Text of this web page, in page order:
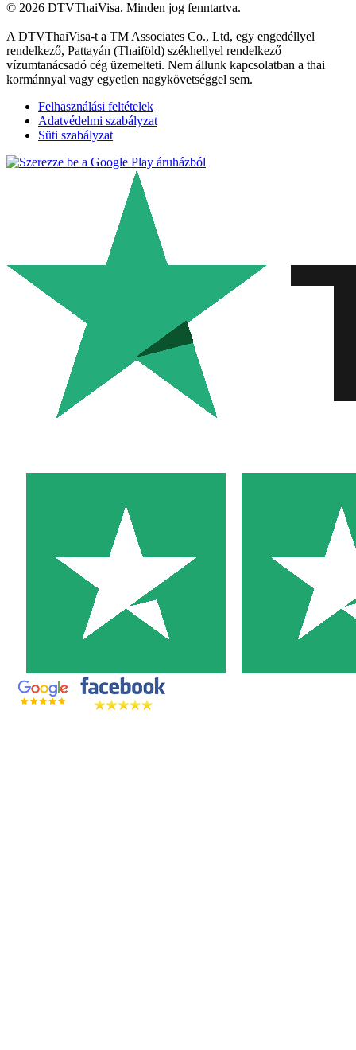
© 2026 DTVThaiVisa. Minden jog fenntartva.
A DTVThaiVisa-t a TM Associates Co., Ltd, egy engedéllyel
rendelkező, Pattayán (Thaiföld) székhellyel rendelkező
vízumtanácsadó cég üzemelteti. Nem állunk kapcsolatban a thai
kormánnyal vagy egyetlen nagykövetséggel sem.
Felhasználási feltételek
Adatvédelmi szabályzat
Süti szabályzat